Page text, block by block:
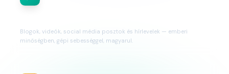
Blogok, videók, social média posztok és hírlevelek — emberi
minőségben, gépi sebességgel, magyarul.